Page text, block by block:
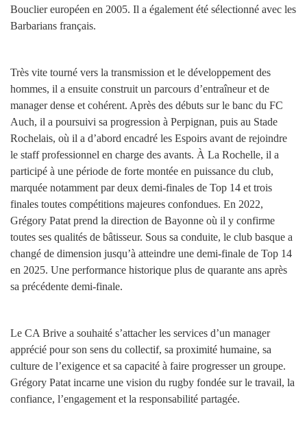
Bouclier européen en 2005. Il a également été sélectionné avec les
Barbarians français.
Très vite tourné vers la transmission et le développement des
hommes, il a ensuite construit un parcours d’entraîneur et de
manager dense et cohérent. Après des débuts sur le banc du FC
Auch, il a poursuivi sa progression à Perpignan, puis au Stade
Rochelais, où il a d’abord encadré les Espoirs avant de rejoindre
le staff professionnel en charge des avants. À La Rochelle, il a
participé à une période de forte montée en puissance du club,
marquée notamment par deux demi-finales de Top 14 et trois
finales toutes compétitions majeures confondues. En 2022,
Grégory Patat prend la direction de Bayonne où il y confirme
toutes ses qualités de bâtisseur. Sous sa conduite, le club basque a
changé de dimension jusqu’à atteindre une demi-finale de Top 14
en 2025. Une performance historique plus de quarante ans après
sa précédente demi-finale.
Le CA Brive a souhaité s’attacher les services d’un manager
apprécié pour son sens du collectif, sa proximité humaine, sa
culture de l’exigence et sa capacité à faire progresser un groupe.
Grégory Patat incarne une vision du rugby fondée sur le travail, la
confiance, l’engagement et la responsabilité partagée.